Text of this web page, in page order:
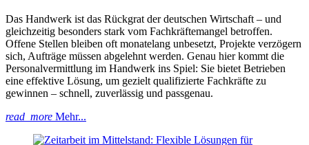
Das Handwerk ist das Rückgrat der deutschen Wirtschaft – und
gleichzeitig besonders stark vom Fachkräftemangel betroffen.
Offene Stellen bleiben oft monatelang unbesetzt, Projekte verzögern
sich, Aufträge müssen abgelehnt werden. Genau hier kommt die
Personalvermittlung im Handwerk ins Spiel: Sie bietet Betrieben
eine effektive Lösung, um gezielt qualifizierte Fachkräfte zu
gewinnen – schnell, zuverlässig und passgenau.
read_more Mehr...